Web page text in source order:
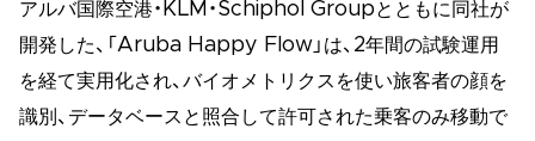
アルバ国際空港・KLM・Schiphol Groupとともに同社が
開発した、「Aruba Happy Flow」は、2年間の試験運用
を経て実用化され、バイオメトリクスを使い旅客者の顔を
識別、データベースと照合して許可された乗客のみ移動で